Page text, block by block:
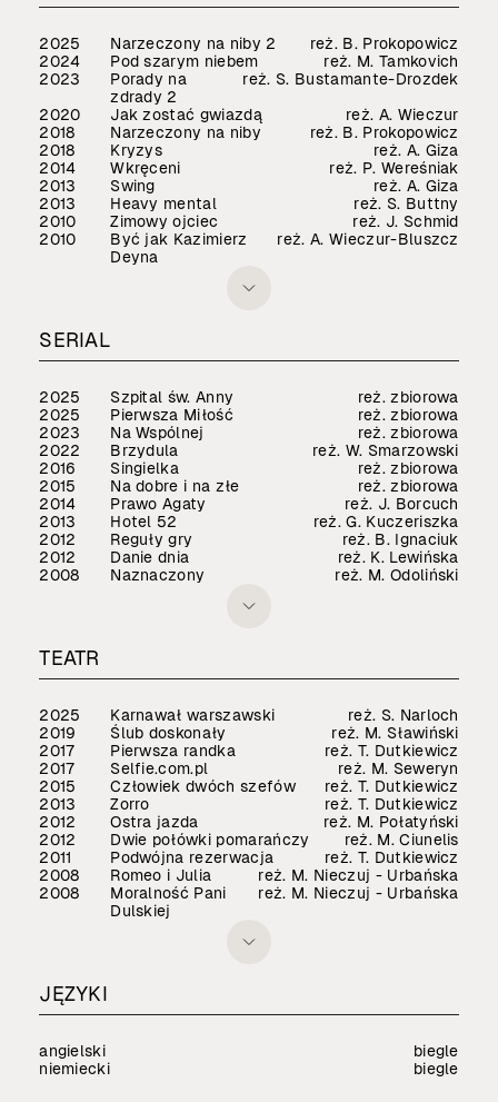
2025 Narzeczony na niby 2
reż. B. Prokopowicz
2024
Pod szarym niebem
reż. M. Tamkovich
2023
Porady na
zdrady 2
reż. S. Bustamante-Drozdek
2020
Jak zostać gwiazdą
reż. A. Wieczur
2018
Narzeczony na niby
reż. B. Prokopowicz
2018
Kryzys
reż. A. Giza
2014
Wkręceni
reż. P. Wereśniak
2013
Swing
reż. A. Giza
2013
Heavy mental
reż. S. Buttny
2010
Zimowy ojciec
reż. J. Schmid
2010
Być jak Kazimierz
Deyna
reż. A. Wieczur-Bluszcz
SERIAL
2025 Szpital św. Anny
reż. zbiorowa
2025
Pierwsza Miłość
reż. zbiorowa
2023
Na Wspólnej
reż. zbiorowa
2022
Brzydula
reż. W. Smarzowski
2016
Singielka
reż. zbiorowa
2015
Na dobre i na złe
reż. zbiorowa
2014
Prawo Agaty
reż. J. Borcuch
2013
Hotel 52
reż. G. Kuczeriszka
2012
Reguły gry
reż. B. Ignaciuk
2012
Danie dnia
reż. K. Lewińska
2008
Naznaczony reż. M. Odoliński
TEATR
2025 Karnawał warszawski
reż. S. Narloch
2019
Ślub doskonały
reż. M. Sławiński
2017
Pierwsza randka
reż. T. Dutkiewicz
2017
Selfie.com.pl
reż. M. Seweryn
2015
Człowiek dwóch szefów
reż. T. Dutkiewicz
2013
Zorro
reż. T. Dutkiewicz
2012
Ostra jazda
reż. M. Połatyński
2012
Dwie połówki pomarańczy
reż. M. Ciunelis
2011
Podwójna rezerwacja
reż. T. Dutkiewicz
2008
Romeo i Julia
reż. M. Nieczuj - Urbańska
2008
Moralność Pani
Dulskiej
reż. M. Nieczuj - Urbańska
JĘZYKI
angielski
biegle
niemiecki
biegle